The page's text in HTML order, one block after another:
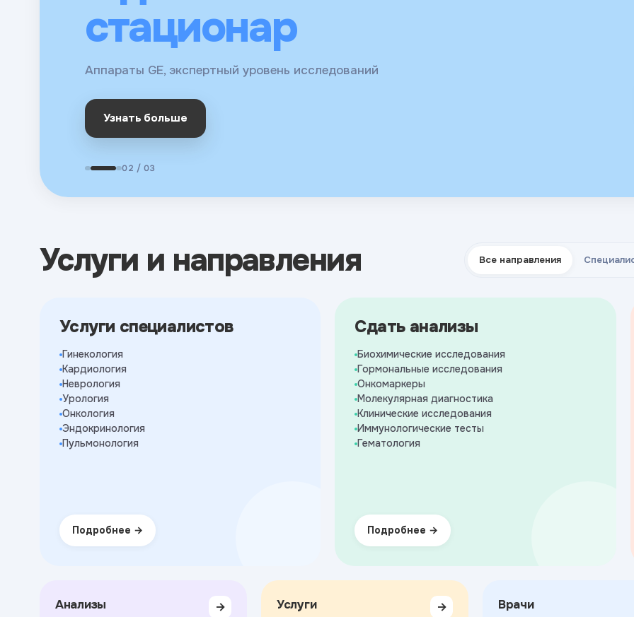
для взрослых и
детей
Наши врачи
стационар
Аппараты GE, экспертный уровень исследований
Узнать больше
Молекулярная диагностика, биохимия, гормоны,
02 / 03
Услуги и направления Все направления
Услуги специалистов
Гинекология
Кардиология
Неврология
Урология
Онкология
Эндокринология
Пульмонология
Подробнее
Сдать анализы
Биохимические исследования
Гормональные исследования
Онкомаркеры
Молекулярная диагностика
Клинические исследования
Иммунологические тесты
Гематология
Подробнее
Анализы → Услуги → Врачи